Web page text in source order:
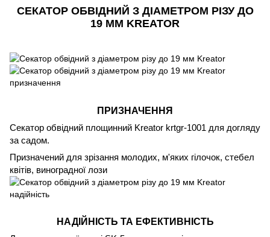
СЕКАТОР ОБВІДНИЙ З ДІАМЕТРОМ РІЗУ ДО
19 ММ KREATOR
ПРИЗНАЧЕННЯ
Секатор обвідний площинний Kreator krtgr-1001 для догляду
за садом.
Призначений для зрізання молодих, м'яких гілочок, стебел
квітів, виноградної лози
НАДІЙНІСТЬ ТА ЕФЕКТИВНІСТЬ